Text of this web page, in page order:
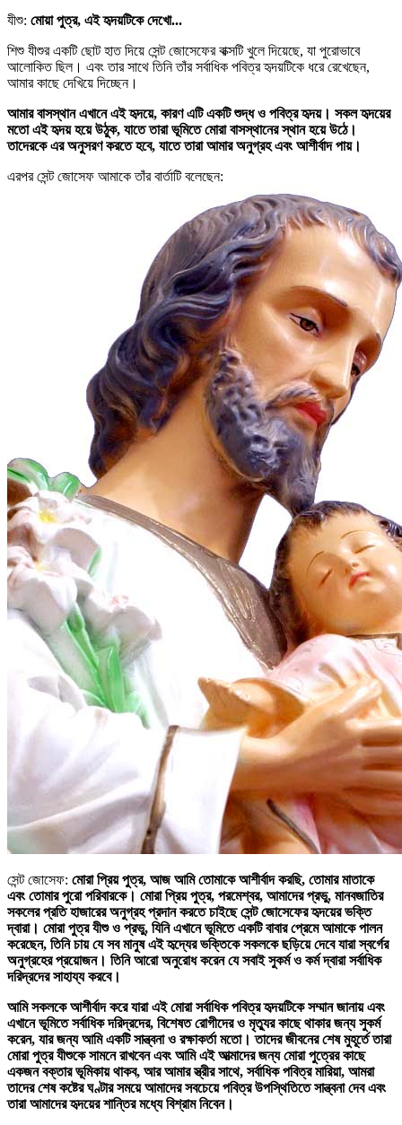
যীশু: মোয়া পুত্র, এই হৃদয়টিকে দেখো...
শিশু যীশুর একটি ছোট হাত দিয়ে সেন্ট জোসেফের বাক্সটি খুলে দিয়েছে, যা পুরোভাবে
আলোকিত ছিল। এবং তার সাথে তিনি তাঁর সর্বাধিক পবিত্র হৃদয়টিকে ধরে রেখেছেন,
আমার কাছে দেখিয়ে দিচ্ছেন।
আমার বাসস্থান এখানে এই হৃদয়ে, কারণ এটি একটি শুদ্ধ ও পবিত্র হৃদয়। সকল হৃদয়ের
মতো এই হৃদয় হয়ে উঠুক, যাতে তারা ভূমিতে মোরা বাসস্থানের স্থান হয়ে উঠে।
তাদেরকে এর অনুসরণ করতে হবে, যাতে তারা আমার অনুগ্রহ এবং আশীর্বাদ পায়।
এরপর সেন্ট জোসেফ আমাকে তাঁর বার্তাটি বলেছেন:
সেন্ট জোসেফ: মোরা প্রিয় পুত্র, আজ আমি তোমাকে আশীর্বাদ করছি, তোমার মাতাকে
এবং তোমার পুরো পরিবারকে। মোরা প্রিয় পুত্র, পরমেশ্বর, আমাদের প্রভু, মানবজাতির
সকলের প্রতি হাজারের অনুগ্রহ প্রদান করতে চাইছে সেন্ট জোসেফের হৃদয়ের ভক্তি
দ্বারা। মোরা পুত্র যীশু ও প্রভু, যিনি এখানে ভূমিতে একটি বাবার প্রেমে আমাকে পালন
করেছেন, তিনি চায় যে সব মানুষ এই হৃদ্যের ভক্তিকে সকলকে ছড়িয়ে দেবে যারা স্বর্গের
অনুগ্রহের প্রয়োজন। তিনি আরো অনুরোধ করেন যে সবাই সুকর্ম ও কর্ম দ্বারা সর্বাধিক
দরিদ্রদের সাহায্য করবে।
আমি সকলকে আশীর্বাদ করে যারা এই মোরা সর্বাধিক পবিত্র হৃদয়টিকে সম্মান জানায় এবং
এখানে ভূমিতে সর্বাধিক দরিদ্রদের, বিশেষত রোগীদের ও মৃত্যুর কাছে থাকার জন্য সুকর্ম
করেন, যার জন্য আমি একটি সান্ত্বনা ও রক্ষাকর্তা মতো। তাদের জীবনের শেষ মুহূর্তে তারা
মোরা পুত্র যীশুকে সামনে রাখবেন এবং আমি এই আত্মাদের জন্য মোরা পুত্রের কাছে
একজন বক্তার ভূমিকায় থাকব, আর আমার স্ত্রীর সাথে, সর্বাধিক পবিত্র মারিয়া, আমরা
তাদের শেষ কষ্টের ঘণ্টার সময়ে আমাদের সবচেয়ে পবিত্র উপস্থিতিতে সান্ত্বনা দেব এবং
তারা আমাদের হৃদয়ের শান্তির মধ্যে বিশ্রাম নিবেন।